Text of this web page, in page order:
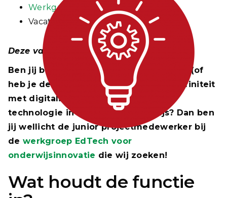
Werkgroep EdTech
Vacature
Deze vacature is inmiddels vervuld.
Ben jij bezig met een hbo/wo opleiding (of
heb je deze net afgerond) en heb je affiniteit
met digitalisering en de inzet van
technologie in het hoger onderwijs? Dan ben
jij wellicht de junior projectmedewerker bij
de werkgroep EdTech voor
onderwijsinnovatie die wij zoeken!
Wat houdt de functie